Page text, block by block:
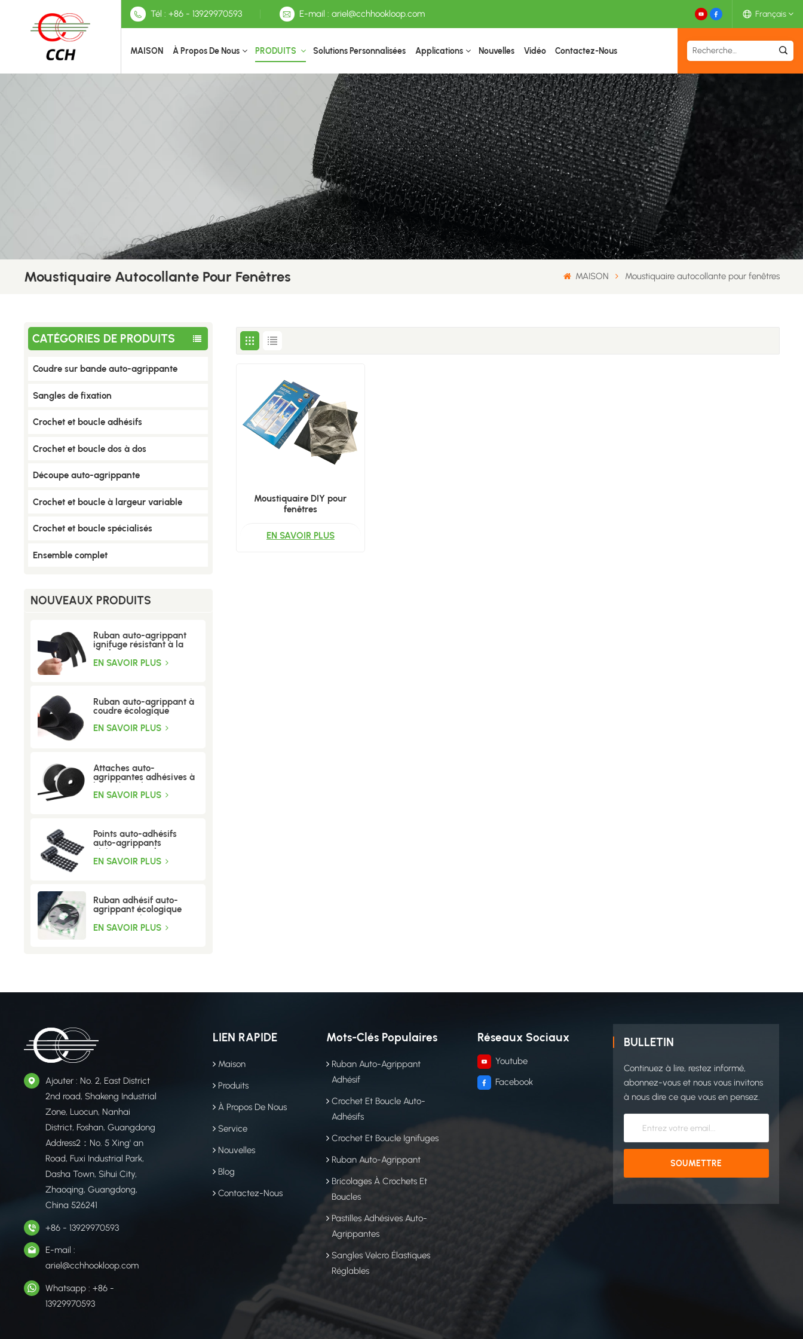
Tél : +86 - 13929970593 E-mail : ariel@cchhookloop.com Français
English
Deutsch
Français
日本語
中文
MAISON À Propos De Nous PRODUITS Solutions Personnalisées Applications Nouvelles Vidéo Contactez-Nous
Moustiquaire Autocollante Pour Fenêtres MAISON Moustiquaire autocollante pour fenêtres
CATÉGORIES DE PRODUITS
Coudre sur bande auto-agrippante
Sangles de fixation
Crochet et boucle adhésifs
Crochet et boucle dos à dos
Découpe auto-agrippante
Crochet et boucle à largeur variable
Crochet et boucle spécialisés
Ensemble complet
NOUVEAUX PRODUITS
Ruban auto-agrippant
ignifuge résistant à la
chaleur
EN SAVOIR PLUS
Ruban auto-agrippant à
coudre écologique
EN SAVOIR PLUS
Attaches auto-
agrippantes adhésives à
base d'acrylique
EN SAVOIR PLUS
Points auto-adhésifs
auto-agrippants
résistants aux hautes
températures
EN SAVOIR PLUS
Ruban adhésif auto-
agrippant écologique
pour moustiquaire
EN SAVOIR PLUS
Moustiquaire DIY pour
fenêtres
EN SAVOIR PLUS
Ajouter : No. 2, East District
2nd road, Shakeng Industrial
Zone, Luocun, Nanhai
District, Foshan, Guangdong
Address2：No. 5 Xing' an
Road, Fuxi Industrial Park,
Dasha Town, Sihui City,
Zhaoqing, Guangdong,
China 526241
+86 - 13929970593
E-mail :
ariel@cchhookloop.com
Whatsapp : +86 -
13929970593
LIEN RAPIDE
Maison
Produits
À Propos De Nous
Service
Nouvelles
Blog
Contactez-Nous
Mots-Clés Populaires
Ruban Auto-Agrippant
Adhésif
Crochet Et Boucle Auto-
Adhésifs
Crochet Et Boucle Ignifuges
Ruban Auto-Agrippant
Bricolages À Crochets Et
Boucles
Pastilles Adhésives Auto-
Agrippantes
Sangles Velcro Élastiques
Réglables
Réseaux Sociaux
Youtube
Facebook
BULLETIN
Continuez à lire, restez informé,
abonnez-vous et nous vous invitons
à nous dire ce que vous en pensez.